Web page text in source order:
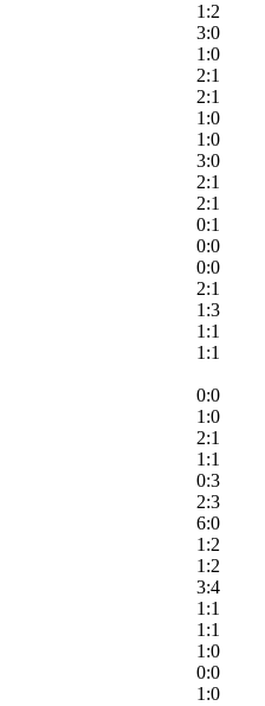
1:2
3:0
1:0
2:1
2:1
1:0
1:0
3:0
2:1
2:1
0:1
0:0
0:0
2:1
1:3
1:1
1:1
0:0
1:0
2:1
1:1
0:3
2:3
6:0
1:2
1:2
3:4
1:1
1:1
1:0
0:0
1:0